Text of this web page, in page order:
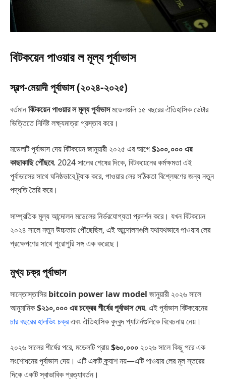
বিটকয়েন পাওয়ার ল মূল্য পূর্বাভাস
স্বল্প-মেয়াদী পূর্বাভাস (২০২৪-২০২৫)
বর্তমানবিটকয়েন পাওয়ার ল মূল্য পূর্বাভাসমডেলগুলি ১৫ বছরের ঐতিহাসিক ডেটার
ভিত্তিতে নির্দিষ্ট লক্ষ্যমাত্রা প্রস্তাব করে।
মডেলটি পূর্বাভাস দেয় বিটকয়েন জানুয়ারী ২০২৫ এর আগে$১০০,০০০ এর
কাছাকাছি পৌঁছবে. 2024 সালের শেষের দিকে, বিটকয়েনের কর্মক্ষমতা এই
পূর্বাভাসের সাথে ঘনিষ্ঠভাবে ট্র্যাক করে, পাওয়ার লের সঠিকতা বিশ্লেষণের জন্য নতুন
পদ্ধতি তৈরি করে।
সাম্প্রতিক মূল্য আন্দোলন মডেলের নির্ভরযোগ্যতা প্রদর্শন করে। যখন বিটকয়েন
২০২৪ সালে নতুন উচ্চতায় পৌঁছেছিল, এই আন্দোলনগুলি যথাযথভাবে পাওয়ার লের
প্রক্ষেপণের সাথে পুরোপুরি সঙ্গ এক করেছে।
মুখ্য চক্র পূর্বাভাস
সান্তোস্তাসিরbitcoin power law model জানুয়ারী ২০২৬ সালে
আনুমানিক$২১০,০০০ এর চক্রের শীর্ষের পূর্বাভাস দেয়. এই পূর্বাভাস বিটকয়েনের
চার বছরের হালভিং চক্রএবং ঐতিহাসিক বুদ্বুদ প্যাটার্নগুলিকে বিবেচনায় নেয়।
২০২৬ সালের শীর্ষের পরে, মডেলটি প্রায়$৬০,০০০ ২০২৬ সালে কিছু পরে এক
সংশোধনের পূর্বাভাস দেয়। এটি একটি ক্র্যাশ নয়—এটি পাওয়ার লের মূল স্তরের
দিকে একটি স্বাভাবিক প্রত্যাবর্তন।